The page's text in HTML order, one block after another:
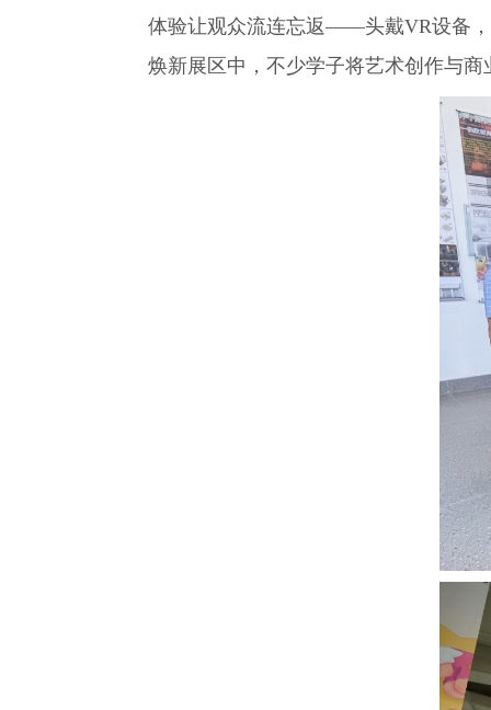
体验让观众流连忘返——头戴VR设备，
焕新展区中，不少学子将艺术创作与